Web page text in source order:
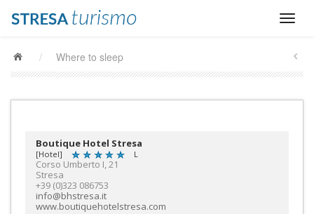
/ Where to sleep
Boutique Hotel Stresa
[Hotel] L
Corso Umberto I, 21
Stresa
+39 (0)323 086753
info@bhstresa.it
www.boutiquehotelstresa.com